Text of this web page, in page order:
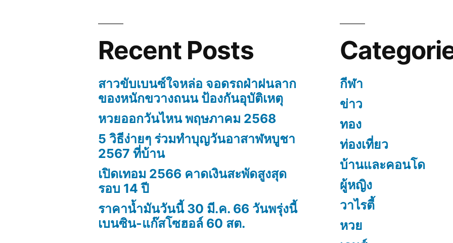
Recent Posts
สาวขับเบนซ์ใจหล่อ จอดรถฝ่าฝนลาก
ของหนักขวางถนน ป้องกันอุบัติเหตุ
หวยออกวันไหน พฤษภาคม 2568
5 วิธีง่ายๆ ร่วมทำบุญวันอาสาฬหบูชา
2567 ที่บ้าน
เปิดเทอม 2566 คาดเงินสะพัดสูงสุด
รอบ 14 ปี
ราคาน้ำมันวันนี้ 30 มี.ค. 66 วันพรุ่งนี้
เบนซิน-แก๊สโซฮอล์ 60 สต.
กีฬา
ข่าว
ทอง
ท่องเที่ยว
บ้านและคอนโด
ผู้หญิง
วาไรตี้
หวย